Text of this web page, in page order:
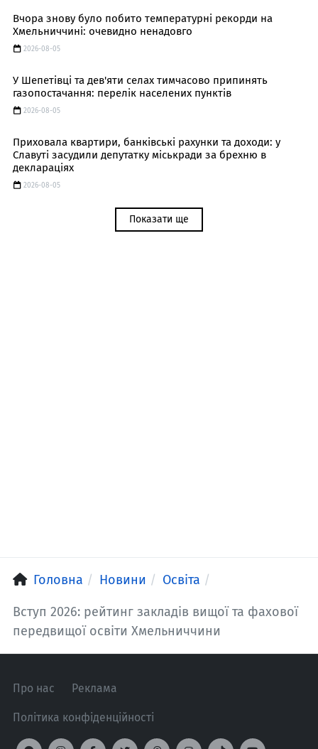
Вчора знову було побито температурні рекорди на
Хмельниччині: очевидно ненадовго
2026-08-05
У Шепетівці та дев'яти селах тимчасово припинять
газопостачання: перелік населених пунктів
2026-08-05
Приховала квартири, банківські рахунки та доходи: у
Славуті засудили депутатку міськради за брехню в
деклараціях
2026-08-05
Показати ще
Головна Новини Освіта
Вступ 2026: рейтинг закладів вищої та фахової
передвищої освіти Хмельниччини
Про нас Реклама
Політика конфіденційності